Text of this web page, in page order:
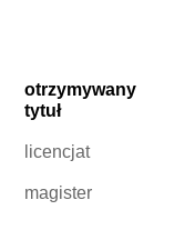
otrzymywany
tytuł
licencjat
magister